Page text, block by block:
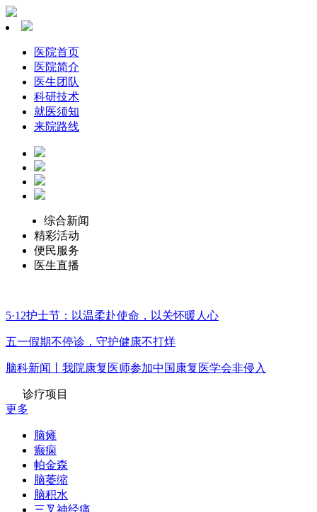
医院首页
医院简介
医生团队
科研技术
就医须知
来院路线
综合新闻
精彩活动
便民服务
医生直播
5·12护士节：以温柔赴使命，以关怀暖人心
五一假期不停诊，守护健康不打烊
脑科新闻丨我院康复医师参加中国康复医学会非侵入
诊疗项目
更多
脑瘫
癫痫
帕金森
脑萎缩
脑积水
三叉神经痛